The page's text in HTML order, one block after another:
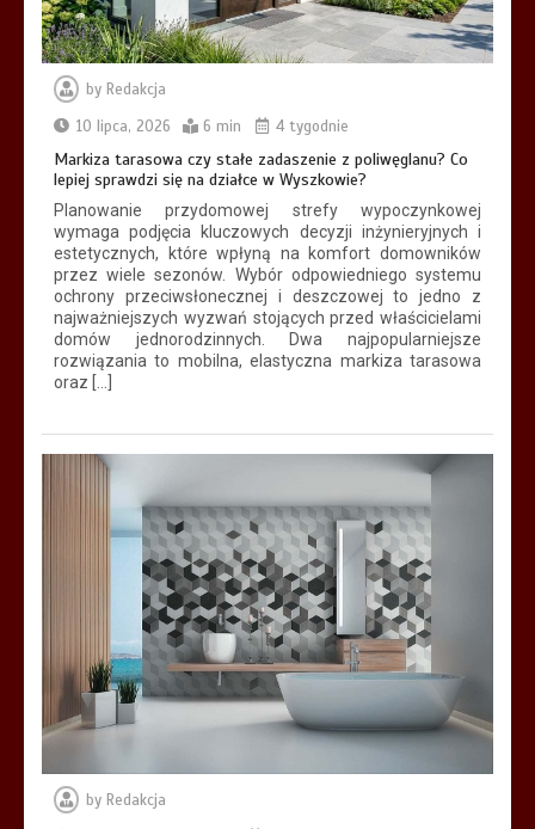
by Redakcja
10 lipca, 2026
6 min 4 tygodnie
Markiza tarasowa czy stałe zadaszenie z poliwęglanu? Co
lepiej sprawdzi się na działce w Wyszkowie?
Planowanie przydomowej strefy wypoczynkowej
wymaga podjęcia kluczowych decyzji inżynieryjnych i
estetycznych, które wpłyną na komfort domowników
przez wiele sezonów. Wybór odpowiedniego systemu
ochrony przeciwsłonecznej i deszczowej to jedno z
najważniejszych wyzwań stojących przed właścicielami
domów jednorodzinnych. Dwa najpopularniejsze
rozwiązania to mobilna, elastyczna markiza tarasowa
oraz […]
by Redakcja